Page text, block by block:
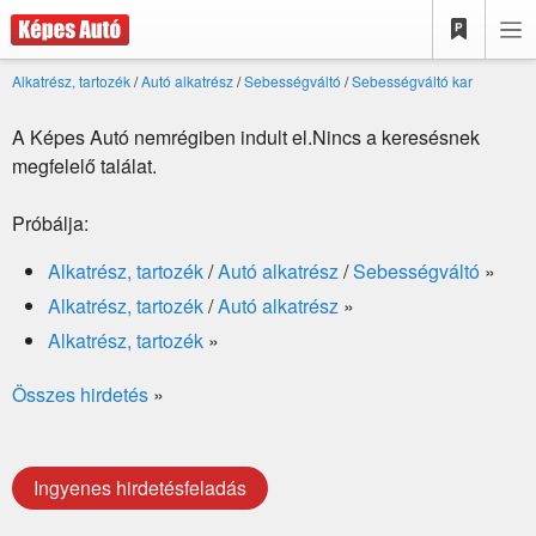
Alkatrész, tartozék/Autó alkatrész/Sebességváltó /Sebességváltó kar
A Képes Autó nemrégiben indult el.Nincs a keresésnek
megfelelő találat.
Próbálja:
Alkatrész, tartozék/Autó alkatrész/Sebességváltó »
Alkatrész, tartozék/Autó alkatrész »
Alkatrész, tartozék »
Összes hirdetés »
Ingyenes hirdetésfeladás